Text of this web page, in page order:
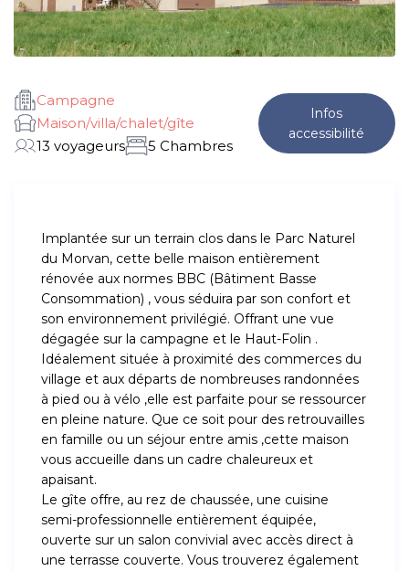
Campagne
Maison/villa/chalet/gîte
13 voyageurs
5 Chambres
Infos
accessibilité
Implantée sur un terrain clos dans le Parc Naturel
du Morvan, cette belle maison entièrement
rénovée aux normes BBC (Bâtiment Basse
Consommation) , vous séduira par son confort et
son environnement privilégié. Offrant une vue
dégagée sur la campagne et le Haut-Folin .
Idéalement située à proximité des commerces du
village et aux départs de nombreuses randonnées
à pied ou à vélo ,elle est parfaite pour se ressourcer
en pleine nature. Que ce soit pour des retrouvailles
en famille ou un séjour entre amis ,cette maison
vous accueille dans un cadre chaleureux et
apaisant.
Le gîte offre, au rez de chaussée, une cuisine
semi-professionnelle entièrement équipée,
ouverte sur un salon convivial avec accès direct à
une terrasse couverte. Vous trouverez également